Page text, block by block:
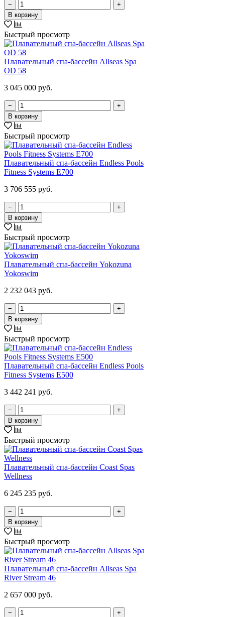
−
+
В корзину
Быстрый просмотр
Плавательный спа-бассейн Allseas Spa
OD 58
3 045 000 руб.
−
+
В корзину
Быстрый просмотр
Плавательный спа-бассейн Endless Pools
Fitness Systems E700
3 706 555 руб.
−
+
В корзину
Быстрый просмотр
Плавательный спа-бассейн Yokozuna
Yokoswim
2 232 043 руб.
−
+
В корзину
Быстрый просмотр
Плавательный спа-бассейн Endless Pools
Fitness Systems E500
3 442 241 руб.
−
+
В корзину
Быстрый просмотр
Плавательный спа-бассейн Coast Spas
Wellness
6 245 235 руб.
−
+
В корзину
Быстрый просмотр
Плавательный спа-бассейн Allseas Spa
River Stream 46
2 657 000 руб.
−
+